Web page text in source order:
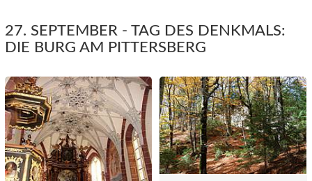
27. SEPTEMBER - TAG DES DENKMALS:
DIE BURG AM PITTERSBERG